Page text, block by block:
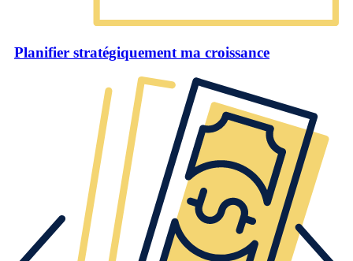
Planifier stratégiquement ma croissance